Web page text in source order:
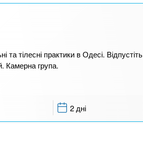
тілесні практики в Одесі. Відпустіть
Камерна група.
2 дні